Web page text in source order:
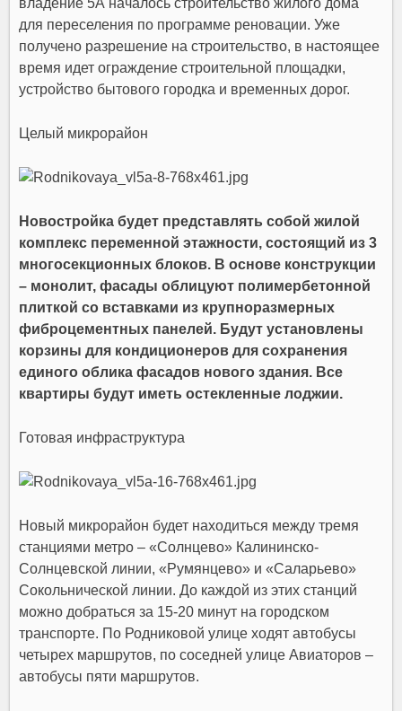
для переселения по программе реновации. Уже
получено разрешение на строительство, в настоящее
время идет ограждение строительной площадки,
устройство бытового городка и временных дорог.
Целый микрорайон
Новостройка будет представлять собой жилой
комплекс переменной этажности, состоящий из 3
многосекционных блоков. В основе конструкции
– монолит, фасады облицуют полимербетонной
плиткой со вставками из крупноразмерных
фиброцементных панелей. Будут установлены
корзины для кондиционеров для сохранения
единого облика фасадов нового здания. Все
квартиры будут иметь остекленные лоджии.
Готовая инфраструктура
Новый микрорайон будет находиться между тремя
станциями метро – «Солнцево» Калининско-
Солнцевской линии, «Румянцево» и «Саларьево»
Сокольнической линии. До каждой из этих станций
можно добраться за 15-20 минут на городском
транспорте. По Родниковой улице ходят автобусы
четырех маршрутов, по соседней улице Авиаторов –
автобусы пяти маршрутов.